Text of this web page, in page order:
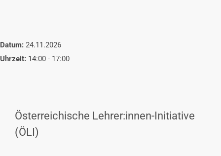
Datum: 24.11.2026
Uhrzeit: 14:00 - 17:00
Österreichische Lehrer:innen-Initiative
(ÖLI)